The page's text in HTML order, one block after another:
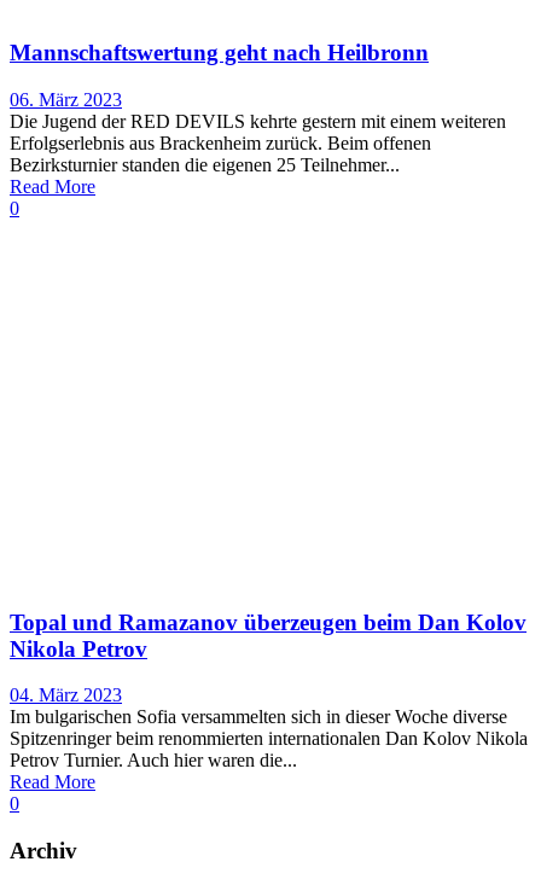
Mannschaftswertung geht nach Heilbronn
06. März 2023
Die Jugend der RED DEVILS kehrte gestern mit einem weiteren
Erfolgserlebnis aus Brackenheim zurück. Beim offenen
Bezirksturnier standen die eigenen 25 Teilnehmer...
Read More
0
Topal und Ramazanov überzeugen beim Dan Kolov
Nikola Petrov
04. März 2023
Im bulgarischen Sofia versammelten sich in dieser Woche diverse
Spitzenringer beim renommierten internationalen Dan Kolov Nikola
Petrov Turnier. Auch hier waren die...
Read More
0
Archiv